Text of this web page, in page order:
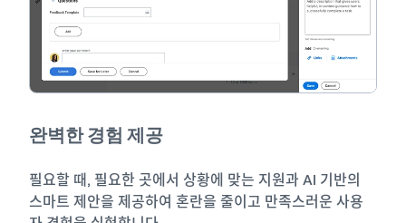
완벽한 경험 제공
필요할 때, 필요한 곳에서 상황에 맞는 지원과 AI 기반의
스마트 제안을 제공하여 혼란을 줄이고 만족스러운 사용